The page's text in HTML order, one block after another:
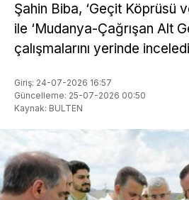
Şahin Biba, ‘Geçit Köprüsü
ile ‘Mudanya-Çağrışan Alt
çalışmalarını yerinde
Giriş: 24-07-2026 16:57
Güncelleme: 25-07-2026 00:50
Kaynak: BULTEN